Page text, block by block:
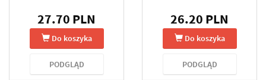
27.70 PLN
Do koszyka
PODGLĄD
26.20 PLN
Do koszyka
PODGLĄD